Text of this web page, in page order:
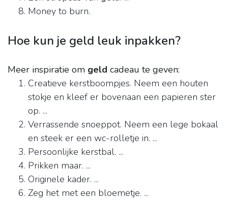
Money to burn.
Hoe kun je geld leuk inpakken?
Meer inspiratie om geld cadeau te geven:
Creatieve kerstboompjes. Neem een houten
stokje en kleef er bovenaan een papieren ster
op. ...
Verrassende snoeppot. Neem een lege bokaal
en steek er een wc-rolletje in. ...
Persoonlijke kerstbal. ...
Prikken maar. ...
Originele kader. ...
Zeg het met een bloemetje. ...